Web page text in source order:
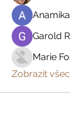
Garold
Marie
Zobrazit